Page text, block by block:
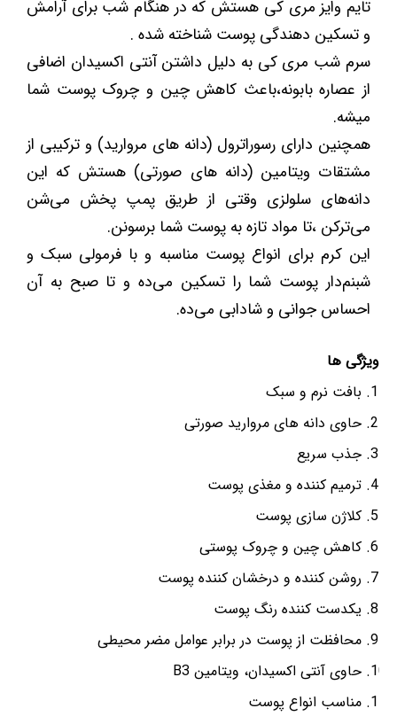
تایم وایز مری کی هستش که در هنگام شب برای آرامش
و تسکین دهندگی پوست شناخته شده .
سرم شب مری کی به دلیل داشتن آنتی اکسیدان اضافی
از عصاره بابونه،باعث کاهش چین و چروک پوست شما
میشه.
همچنین دارای رسوراترول (دانه های مروارید) و ترکیبی از
مشتقات ویتامین (دانه های صورتی) هستش که این
دانه‌های سلولزی وقتی از طریق پمپ پخش می‌شن
می‌ترکن ،تا مواد تازه به پوست شما برسونن.
این کرم برای انواع پوست مناسبه و با فرمولی سبک و
شبنم‌دار پوست شما را تسکین می‌ده و تا صبح به آن
احساس جوانی و شادابی می‌ده.
ویژگی ها
بافت نرم و سبک
حاوی دانه های مروارید صورتی
جذب سریع
ترمیم کننده و مغذی پوست
کلاژن سازی پوست
کاهش چین و چروک پوستی
روشن کننده و درخشان کننده پوست
یکدست کننده رنگ پوست
محافظت از پوست در برابر عوامل مضر محیطی
حاوی آنتی اکسیدان، ویتامین B3
مناسب انواع پوست